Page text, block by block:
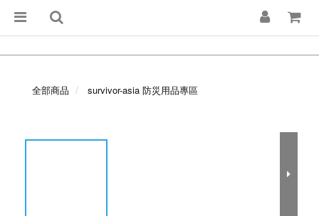
全部商品 survivor-asia 防災用品專區